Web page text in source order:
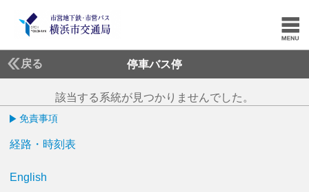
戻る 停車バス停
該当する系統が見つかりませんでした。
免責事項
経路・時刻表
English